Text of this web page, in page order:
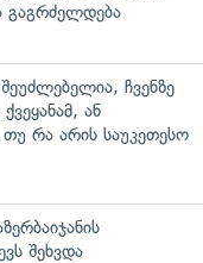
გაგრძელდება
ჩვენზე
ან
რა არის საუკეთესო
შეხვდა